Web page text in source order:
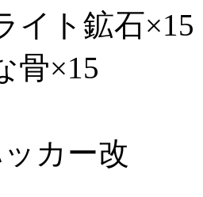
イト鉱石×15
骨×15
カー改